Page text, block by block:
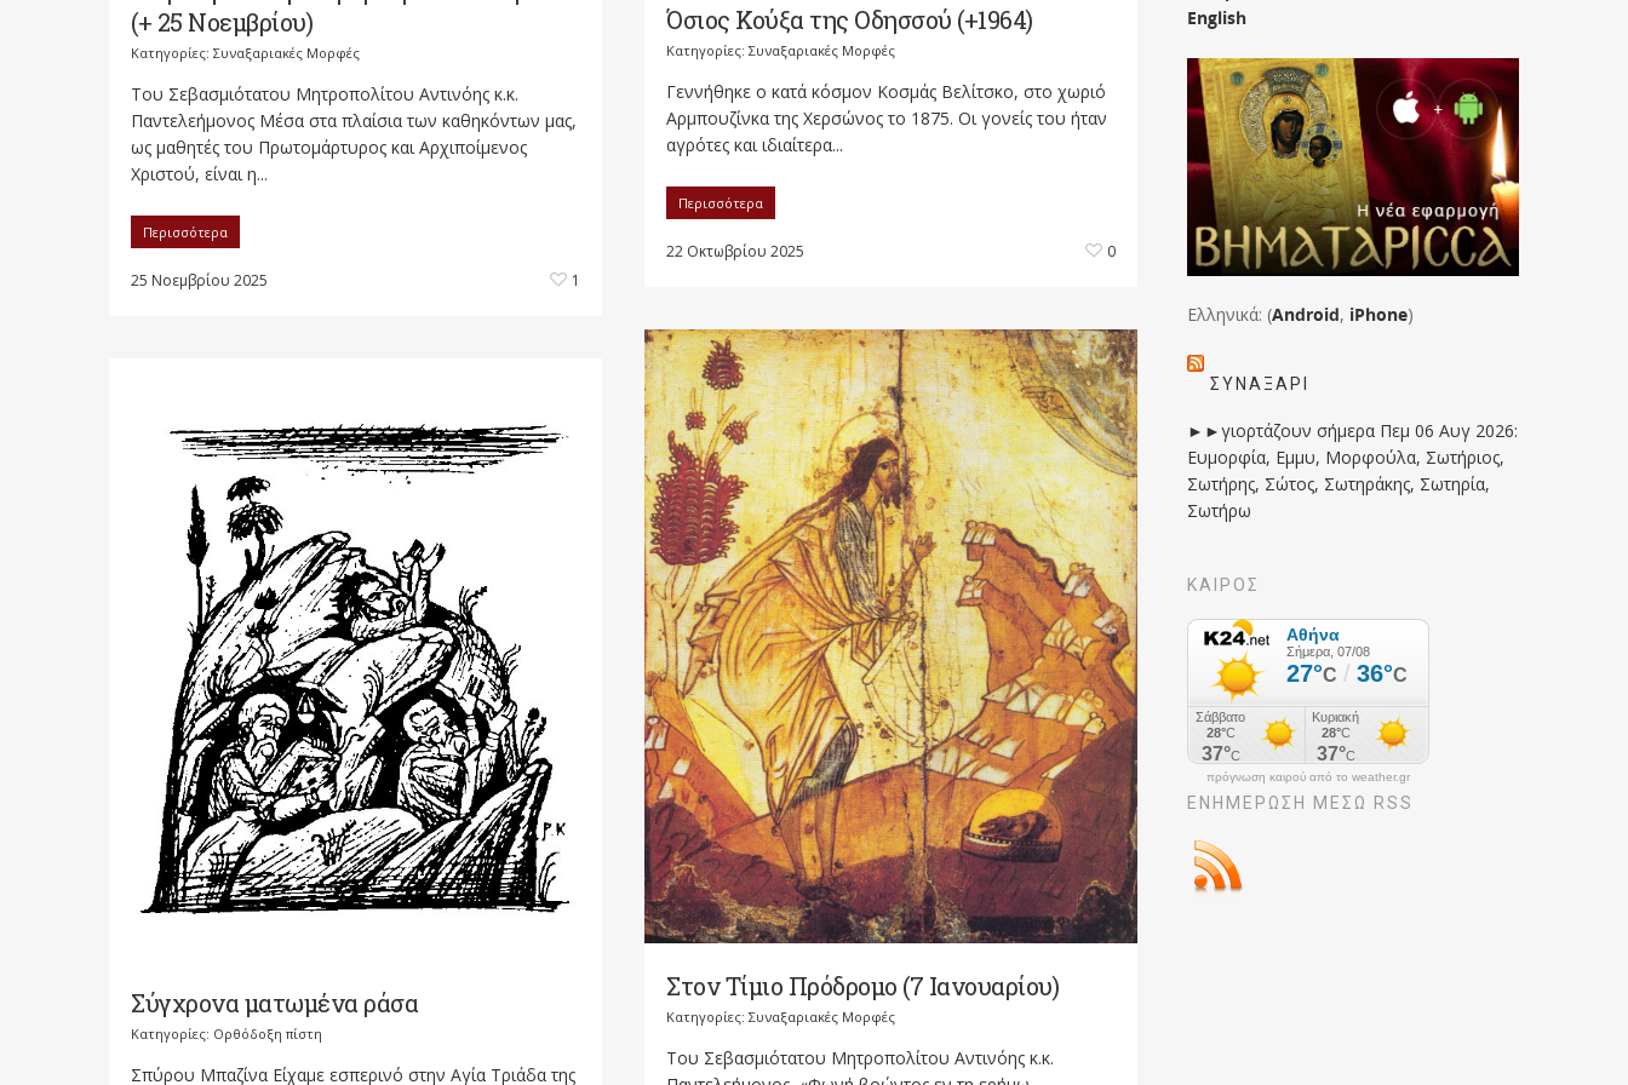
(+ 25 Νοεμβρίου)
Κατηγορίες: Συναξαριακές Μορφές
Του Σεβασμιότατου Μητροπολίτου Αντινόης κ.κ.
Παντελεήμονος Μέσα στα πλαίσια των καθηκόντων μας,
ως μαθητές του Πρωτομάρτυρος και Αρχιποίμενος
Χριστού, είναι η...
Περισσότερα
25 Νοεμβρίου 2025 1
Όσιος Κούξα της Οδησσού (+1964)
Κατηγορίες: Συναξαριακές Μορφές
Γεννήθηκε ο κατά κόσμον Κοσμάς Βελίτσκο, στο χωριό
Αρμπουζίνκα της Χερσώνος το 1875. Οι γονείς του ήταν
αγρότες και ιδιαίτερα...
Περισσότερα
22 Οκτωβρίου 2025 0
Στον Τίμιο Πρόδρομο (7 Ιανουαρίου)
Κατηγορίες: Συναξαριακές Μορφές
Του Σεβασμιότατου Μητροπολίτου Αντινόης κ.κ.
Σύγχρονα ματωμένα ράσα
Κατηγορίες: Ορθόδοξη πίστη
Σπύρου Μπαζίνα Είχαμε εσπερινό στην Αγία Τριάδα της
English
Ελληνικά: (Android, iPhone)
ΣΥΝΑΞΆΡΙ
►►γιορτάζουν σήμερα Πεμ 06 Αυγ 2026:
Ευμορφία, Εμμυ, Μορφούλα, Σωτήριος,
Σωτήρης, Σώτος, Σωτηράκης, Σωτηρία,
Σωτήρω
ΚΑΙΡΟΣ
πρόγνωση καιρού από το weather.gr
ΕΝΗΜΈΡΩΣΉ ΜΕΣΩ RSS